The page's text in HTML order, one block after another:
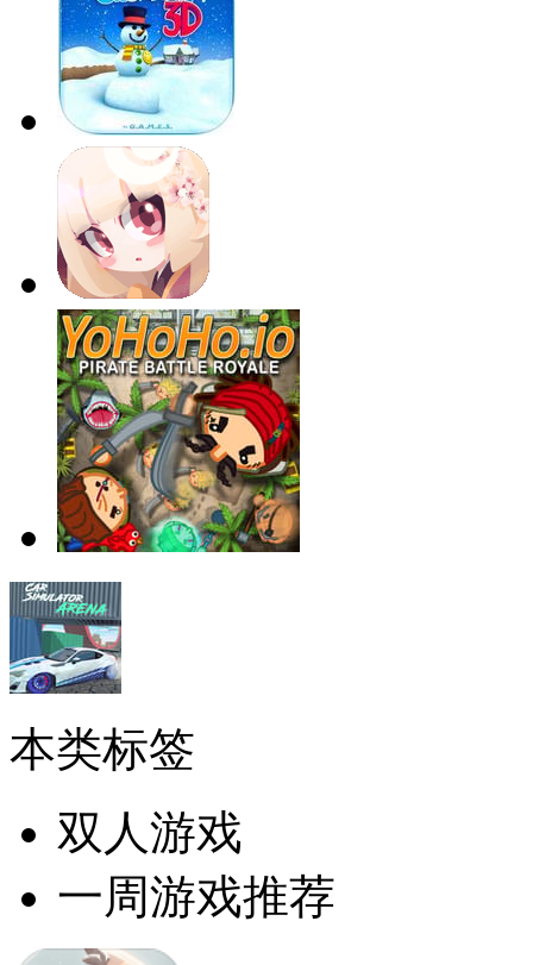
本类标签
双人游戏
一周游戏推荐